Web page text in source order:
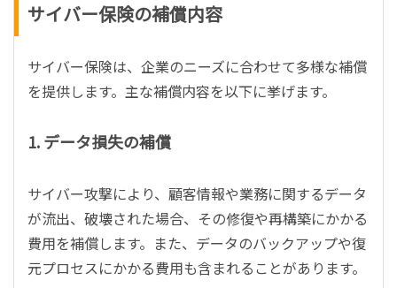
サイバー保険の補償内容
サイバー保険は、企業のニーズに合わせて多様な補償
を提供します。主な補償内容を以下に挙げます。
1. データ損失の補償
サイバー攻撃により、顧客情報や業務に関するデータ
が流出、破壊された場合、その修復や再構築にかかる
費用を補償します。また、データのバックアップや復
元プロセスにかかる費用も含まれることがあります。